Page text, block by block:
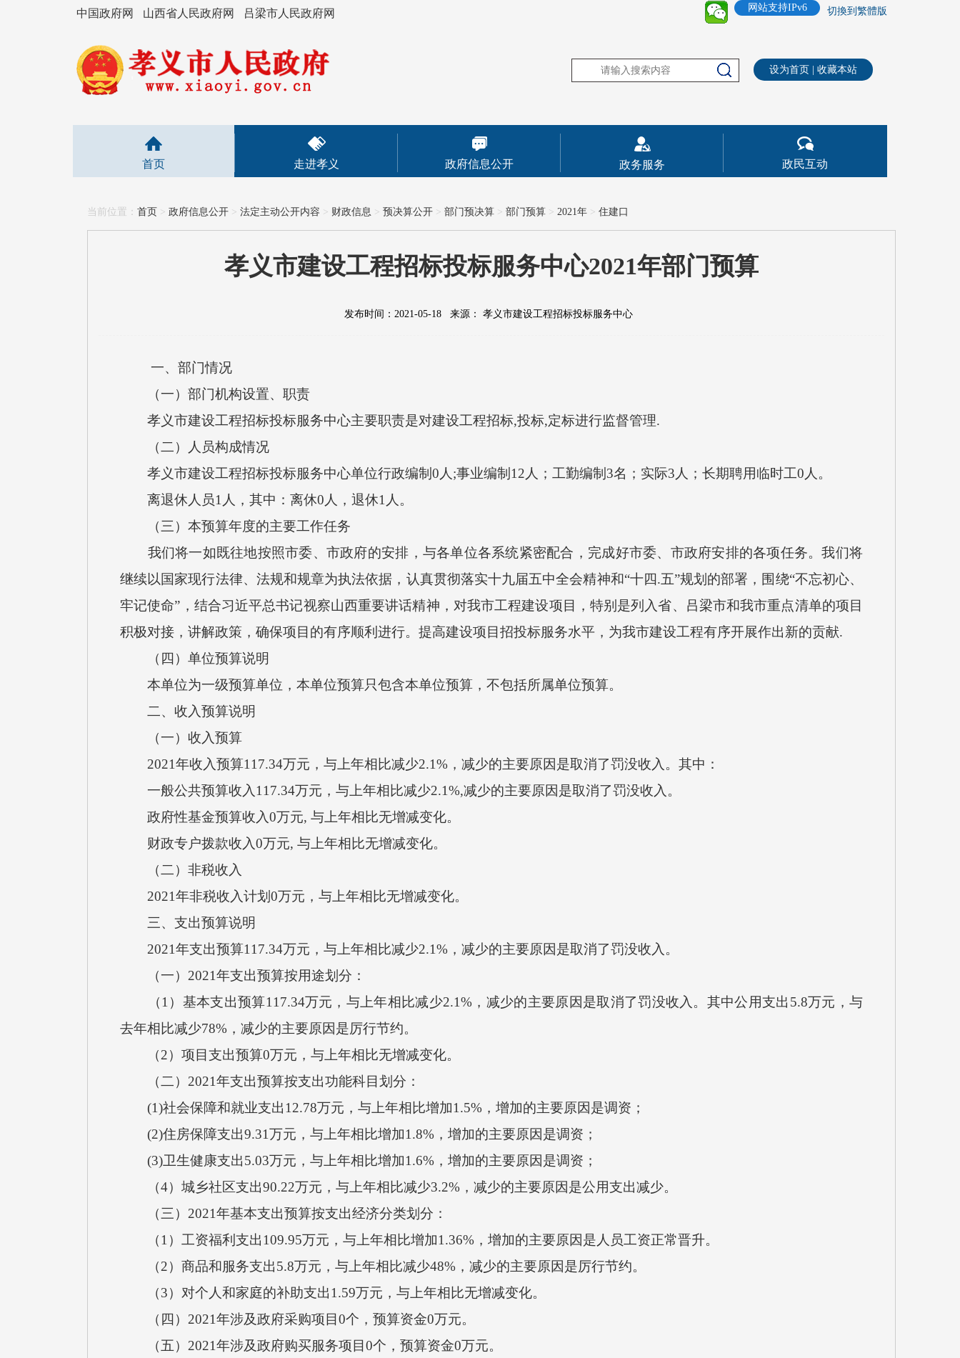
中国政府网 山西省人民政府网 吕梁市人民政府网 切換到繁體版
网站支持IPv6
设为首页 收藏本站
首页 走进孝义 政府信息公开 政务服务 政民互动
当前位置： 首页 > 政府信息公开 > 法定主动公开内容 > 财政信息 > 预决算公开 > 部门预决算 > 部门预算 > 2021年 > 住建口
孝义市建设工程招标投标服务中心2021年部门预算
发布时间：2021-05-18 来源： 孝义市建设工程招标投标服务中心
一、部门情况
（一）部门机构设置、职责
孝义市建设工程招标投标服务中心主要职责是对建设工程招标,投标,定标进行监督管理.
（二）人员构成情况
孝义市建设工程招标投标服务中心单位行政编制0人;事业编制12人；工勤编制3名；实际3人；长期聘用临时工0人。
离退休人员1人，其中：离休0人，退休1人。
（三）本预算年度的主要工作任务
我们将一如既往地按照市委、市政府的安排，与各单位各系统紧密配合，完成好市委、市政府安排的各项任务。我们将
继续以国家现行法律、法规和规章为执法依据，认真贯彻落实十九届五中全会精神和“十四.五”规划的部署，围绕“不忘初心、
牢记使命”，结合习近平总书记视察山西重要讲话精神，对我市工程建设项目，特别是列入省、吕梁市和我市重点清单的项目
积极对接，讲解政策，确保项目的有序顺利进行。提高建设项目招投标服务水平，为我市建设工程有序开展作出新的贡献.
（四）单位预算说明
本单位为一级预算单位，本单位预算只包含本单位预算，不包括所属单位预算。
二、收入预算说明
（一）收入预算
2021年收入预算117.34万元，与上年相比减少2.1%，减少的主要原因是取消了罚没收入。其中：
一般公共预算收入117.34万元，与上年相比减少2.1%,减少的主要原因是取消了罚没收入。
政府性基金预算收入0万元, 与上年相比无增减变化。
财政专户拨款收入0万元, 与上年相比无增减变化。
（二）非税收入
2021年非税收入计划0万元，与上年相比无增减变化。
三、支出预算说明
2021年支出预算117.34万元，与上年相比减少2.1%，减少的主要原因是取消了罚没收入。
（一）2021年支出预算按用途划分：
（1）基本支出预算117.34万元，与上年相比减少2.1%，减少的主要原因是取消了罚没收入。其中公用支出5.8万元，与
去年相比减少78%，减少的主要原因是厉行节约。
（2）项目支出预算0万元，与上年相比无增减变化。
（二）2021年支出预算按支出功能科目划分：
(1)社会保障和就业支出12.78万元，与上年相比增加1.5%，增加的主要原因是调资；
(2)住房保障支出9.31万元，与上年相比增加1.8%，增加的主要原因是调资；
(3)卫生健康支出5.03万元，与上年相比增加1.6%，增加的主要原因是调资；
（4）城乡社区支出90.22万元，与上年相比减少3.2%，减少的主要原因是公用支出减少。
（三）2021年基本支出预算按支出经济分类划分：
（1）工资福利支出109.95万元，与上年相比增加1.36%，增加的主要原因是人员工资正常晋升。
（2）商品和服务支出5.8万元，与上年相比减少48%，减少的主要原因是厉行节约。
（3）对个人和家庭的补助支出1.59万元，与上年相比无增减变化。
（四）2021年涉及政府采购项目0个，预算资金0万元。
（五）2021年涉及政府购买服务项目0个，预算资金0万元。